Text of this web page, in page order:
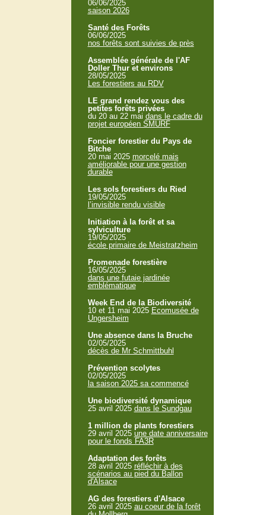
06/06/2025
saison 2026
Santé des Forêts
06/06/2025
nos forêts sont suivies de près
Assemblée générale de l'AF
Doller Thur et environs
28/05/2025
Les forestiers au RDV
LE grand rendez vous des
petites forêts privées
du 20 au 22 mai dans le cadre du
projet européen SMURF
Foncier forestier du Pays de
Bitche
20 mai 2025 morcelé mais
améliorable pour une gestion
durable
Les sols forestiers du Ried
19/05/2025
l’invisible rendu visible
Initiation à la forêt et sa
sylviculture
19/05/2025
école primaire de Meistratzheim
Promenade forestière
16/05/2025
dans une futaie jardinée
emblématique
Week End de la Biodiversité
10 et 11 mai 2025 Ecomusée de
Ungersheim
Une absence dans la Bruche
02/05/2025
décès de Mr Schmittbuhl
Prévention scolytes
02/05/2025
la saison 2025 sa commencé
Une biodiversité dynamique
25 avril 2025 dans le Sundgau
1 million de plants forestiers
29 avril 2025 une date anniversaire
pour le fonds FA3R
Adaptation des forêts
28 avril 2025 réfléchir à des
scénarios au pied du Ballon
d'Alsace
AG des forestiers d'Alsace
26 avril 2025 au coeur de la forêt